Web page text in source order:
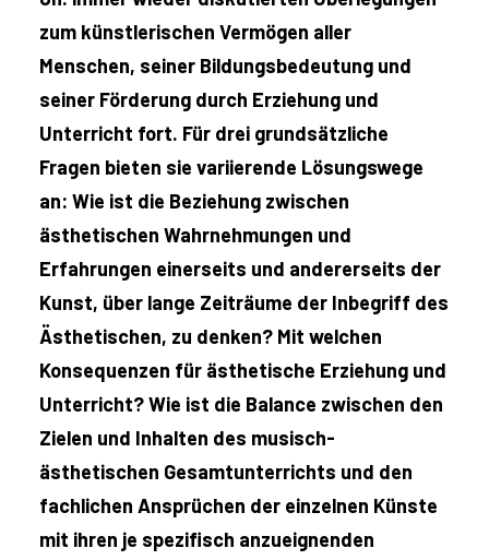
zum künstlerischen Vermögen aller
Menschen, seiner Bildungsbedeutung und
seiner Förderung durch Erziehung und
Unterricht fort. Für drei grundsätzliche
Fragen bieten sie variierende Lösungswege
an: Wie ist die Beziehung zwischen
ästhetischen Wahrnehmungen und
Erfahrungen einerseits und andererseits der
Kunst, über lange Zeiträume der Inbegriff des
Ästhetischen, zu denken? Mit welchen
Konsequenzen für ästhetische Erziehung und
Unterricht? Wie ist die Balance zwischen den
Zielen und Inhalten des musisch-
ästhetischen Gesamtunterrichts und den
fachlichen Ansprüchen der einzelnen Künste
mit ihren je spezifisch anzueignenden